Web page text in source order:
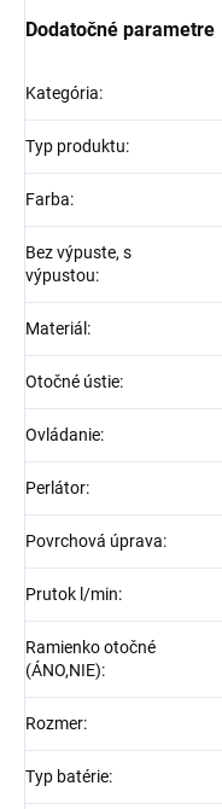
Dodatočné parametre
Kategória:
Typ produktu:
Farba:
Bez výpuste, s
výpustou:
Materiál :
Otočné ústie:
Ovládanie:
Perlátor:
Povrchová úprava:
Prutok l/min:
Ramienko otočné
(ÁNO,NIE):
Rozmer:
Typ batérie: